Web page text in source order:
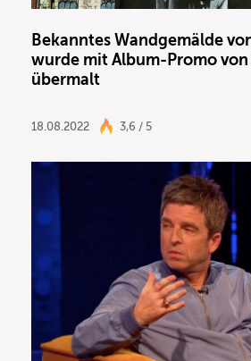
Bekanntes Wandgemälde
wurde mit Album-Promo von
übermalt
18.08.2022 3,6 / 5